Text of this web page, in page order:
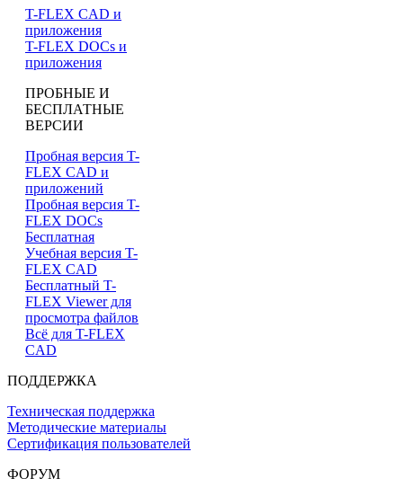
T-FLEX CAD и
приложения
T-FLEX DOCs и
приложения
ПРОБНЫЕ И
БЕСПЛАТНЫЕ
ВЕРСИИ
Пробная версия T-
FLEX CAD и
приложений
Пробная версия T-
FLEX DOCs
Бесплатная
Учебная версия T-
FLEX CAD
Бесплатный T-
FLEX Viewer для
просмотра файлов
Всё для T-FLEX
CAD
ПОДДЕРЖКА
Техническая поддержка
Методические материалы
Сертификация пользователей
ФОРУМ